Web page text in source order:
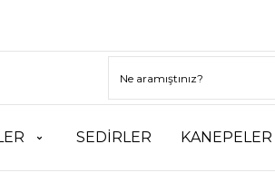
SEDİRLER KANEPELER